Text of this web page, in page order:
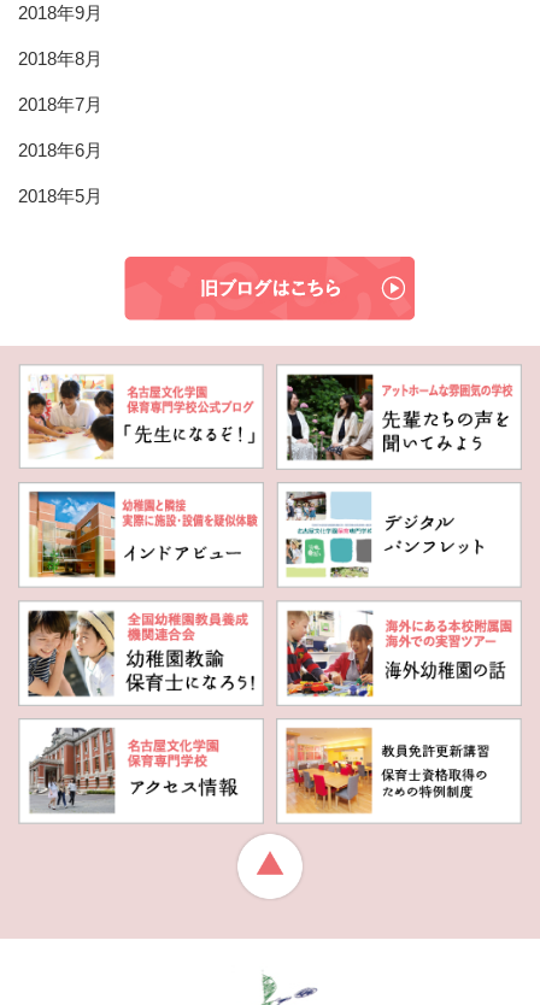
2018年9月
2018年8月
2018年7月
2018年6月
2018年5月